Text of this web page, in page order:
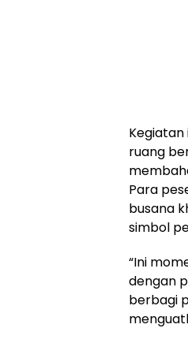
ruang
Para
busana
simbol
“Ini
dengan
berbagi